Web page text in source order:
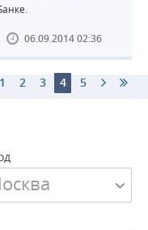
06.09.2014 02:36
1 2 3 4 5